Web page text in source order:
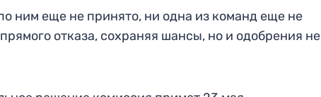
ним еще не принято, ни одна из команд еще не
отказа, сохраняя шансы, но и одобрения не